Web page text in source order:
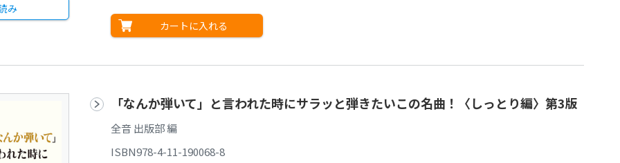
み
カートに入れる
「なんか弾いて」と言われた時にサラッと弾きたいこの名曲！〈しっとり編〉第3版
全音 出版部 編
ISBN978-4-11-190068-8